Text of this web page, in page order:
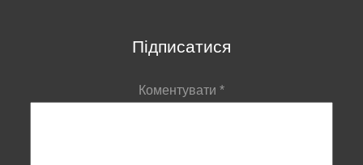
Підписатися
Коментувати *